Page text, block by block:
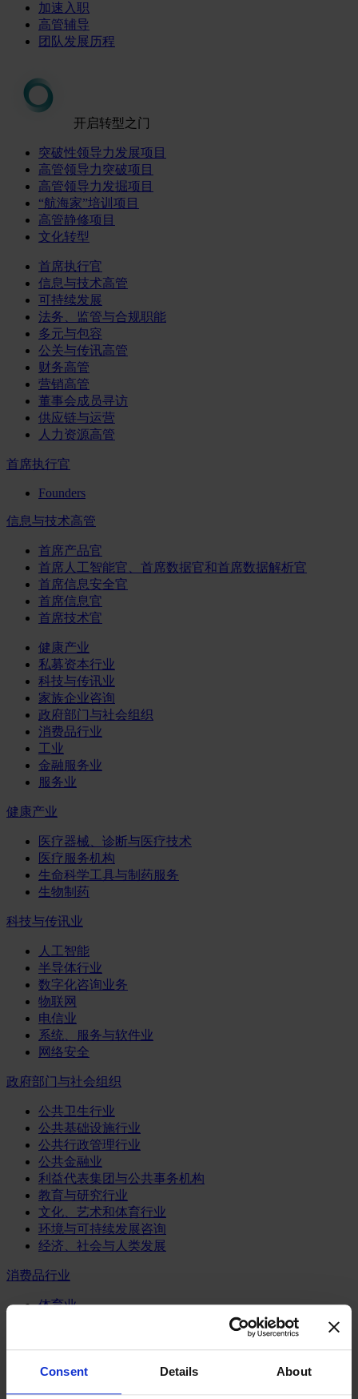
Consent Details About
加速入职
高管辅导
团队发展历程
开启转型之门
突破性领导力发展项目
高管领导力突破项目
高管领导力发掘项目
“航海家”培训项目
高管静修项目
文化转型
首席执行官
信息与技术高管
可持续发展
法务、监管与合规职能
多元与包容
公关与传讯高管
财务高管
营销高管
董事会成员寻访
供应链与运营
人力资源高管
首席执行官
Founders
信息与技术高管
首席产品官
首席人工智能官、首席数据官和首席数据解析官
首席信息安全官
首席信息官
首席技术官
健康产业
私募资本行业
科技与传讯业
家族企业咨询
政府部门与社会组织
消费品行业
工业
金融服务业
服务业
健康产业
医疗器械、诊断与医疗技术
医疗服务机构
生命科学工具与制药服务
生物制药
科技与传讯业
人工智能
半导体行业
数字化咨询业务
物联网
电信业
系统、服务与软件业
网络安全
政府部门与社会组织
公共卫生行业
公共基础设施行业
公共行政管理行业
公共金融业
利益代表集团与公共事务机构
教育与研究行业
文化、艺术和体育行业
环境与可持续发展咨询
经济、社会与人类发展
消费品行业
体育业
餐饮、旅游与酒店业